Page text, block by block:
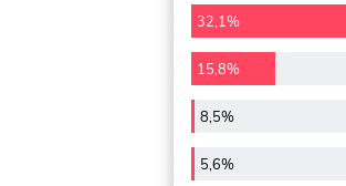
32,1%
15,8%
8,5%
5,6%